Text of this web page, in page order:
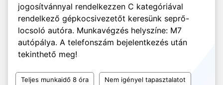
jogosítvánnyal rendelkezzen C kategóriával
rendelkező gépkocsivezetőt keresünk seprő-
locsoló autóra. Munkavégzés helyszíne: M7
autópálya. A telefonszám bejelentkezés után
tekinthető meg!
Teljes munkaidő 8 óra Nem igényel tapasztalatot